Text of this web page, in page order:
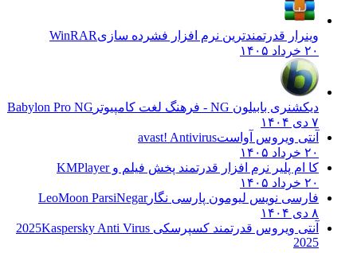
وینرار قدرتمندترین نرم افزار فشرده سازیWinRAR
۲۰ خرداد ۱۴۰۵
دیکشنری بابیلون NG - فرهنگ لغت کامپیوتر
Babylon Pro NG
۷ دی ۱۴۰۴
آنتی ویروس آواستavast! Antivirus
۲۰ خرداد ۱۴۰۵
کا ام پلیر نرم افزار قدرتمند پخش فیلم وKMPlayer
۲۰ خرداد ۱۴۰۵
فارسی نویس لیومون پارسی نگارLeoMoon ParsiNegar
۸ دی ۱۴۰۴
آنتی ویروس قدرتمند کسپرسکی 2025 Kaspersky Anti Virus
2025